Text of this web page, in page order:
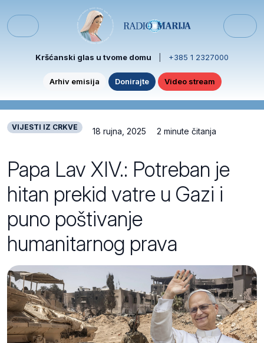
Menu
Kršćanski glas u tvome domu +385 1 2327000
Arhiv emisija Donirajte Video stream
VIJESTI IZ CRKVE 18 rujna, 2025 2 minute čitanja
Papa Lav XIV.: Potreban je
hitan prekid vatre u Gazi i
puno poštivanje
humanitarnog prava